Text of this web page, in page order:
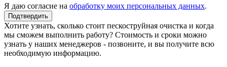
Я даю согласие на обработку моих персональных данных.
Хотите узнать, сколько стоит пескоструйная очистка и когда
мы сможем выполнить работу? Стоимость и сроки можно
узнать у наших менеджеров - позвоните, и вы получите всю
необходимую информацию.